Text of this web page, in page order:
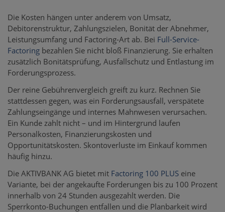
Die Kosten hängen unter anderem von Umsatz,
Debitorenstruktur, Zahlungszielen, Bonität der Abnehmer,
Leistungsumfang und Factoring-Art ab. Bei Full-Service-
Factoring bezahlen Sie nicht bloß Finanzierung. Sie erhalten
zusätzlich Bonitätsprüfung, Ausfallschutz und Entlastung im
Forderungsprozess.
Der reine Gebührenvergleich greift zu kurz. Rechnen Sie
stattdessen gegen, was ein Forderungsausfall, verspätete
Zahlungseingänge und internes Mahnwesen verursachen.
Ein Kunde zahlt nicht – und im Hintergrund laufen
Personalkosten, Finanzierungskosten und
Opportunitätskosten. Skontoverluste im Einkauf kommen
häufig hinzu.
Die AKTIVBANK AG bietet mit Factoring 100 PLUS eine
Variante, bei der angekaufte Forderungen bis zu 100 Prozent
innerhalb von 24 Stunden ausgezahlt werden. Die
Sperrkonto-Buchungen entfallen und die Planbarkeit wird